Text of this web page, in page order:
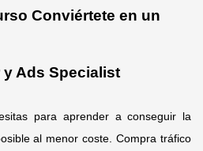
e
Conviértete en un
y Ads Specialist
para aprender a conseguir la
al menor coste. Compra tráfico